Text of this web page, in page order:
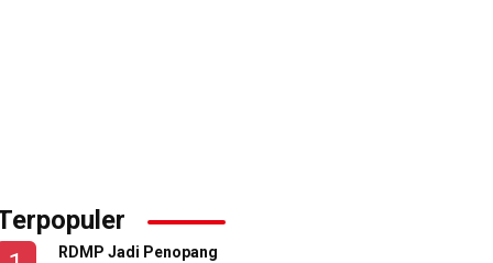
RDMP Jadi Penopang